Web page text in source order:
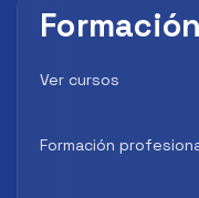
Formación
Ver cursos
Formación